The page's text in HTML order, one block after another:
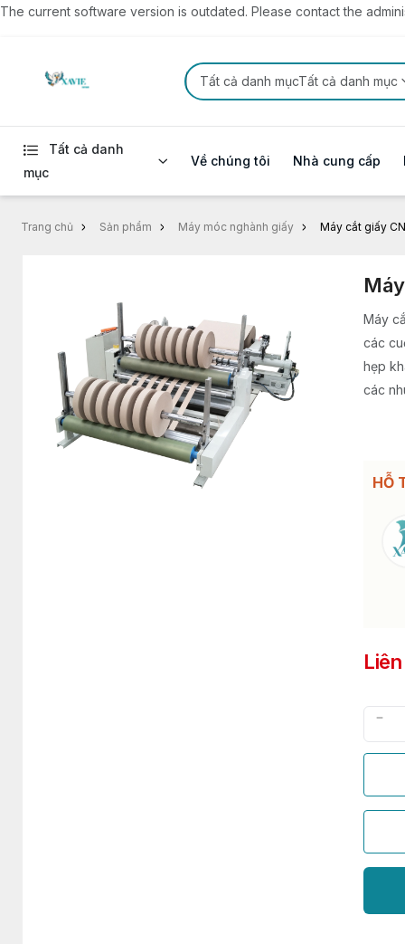
The current software version is outdated. Please contact the
Tất cả danh mụcTất cả danh mục
Tất cả danh
mục
Về chúng tôi Nhà cung cấp
Trang chủ Sản phẩm Máy móc nghành giấy Máy cắt giấy
Máy
các
hẹp
các
HỖ